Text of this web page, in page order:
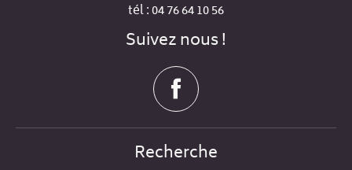
tél : 04 76 64 10 56
Suivez nous !
Recherche